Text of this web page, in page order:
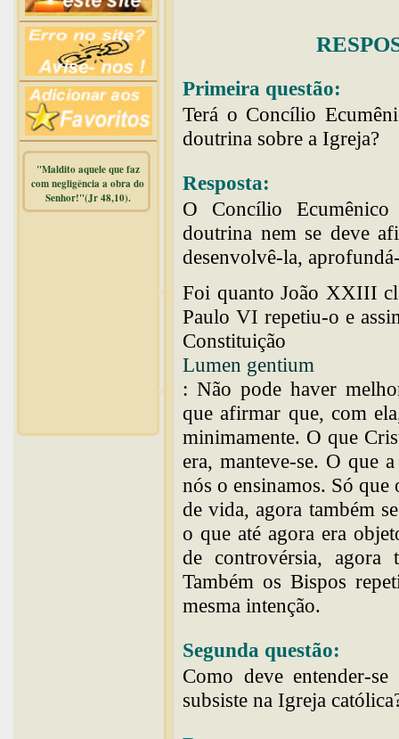
"Maldito aquele que faz
com negligência a obra do
Senhor!"(Jr 48,10).
/home/dicionar/public_html/online.php
/home/dicionar/public_html/online.php
Primeira questão:
Terá o Concílio
doutrina sobre a Igreja?
Resposta:
O Concílio
doutrina nem se deve
desenvolvê-la,
Foi quanto João XXIII
Paulo VI repetiu-o e
Constituição
Lumen gentium
: Não pode haver
que afirmar que, com
minimamente. O que
era, manteve-se. O que
nós o ensinamos. Só que
de vida, agora também
o que até agora era
de controvérsia, agora
Também os Bispos
mesma intenção.
Segunda questão:
Como deve entender-
subsiste na Igreja